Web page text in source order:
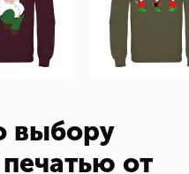
выбору
от